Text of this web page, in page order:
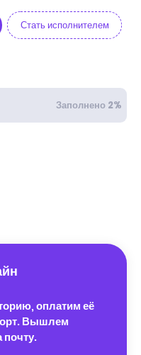
Стать исполнителем
Заполнено 2%
оплатим её
Вышлем